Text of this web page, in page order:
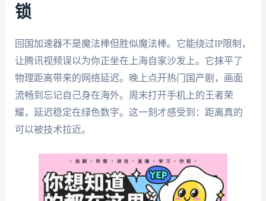
锁
回国加速器不是魔法棒但胜似魔法棒。它能绕过IP限制，
让腾讯视频误以为你正坐在上海自家沙发上。它抹平了
物理距离带来的网络延迟。晚上点开热门国产剧，画面
流畅到忘记自己身在海外。周末打开手机上的王者荣
耀，延迟稳定在绿色数字。这一刻才感受到：距离真的
可以被技术拉近。